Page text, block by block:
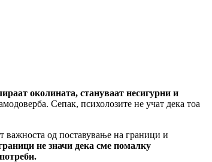
околината, стануваат несигурни и
Сепак, психолозите не учат дека тоа
важноста од поставување на граници и
не значи дека сме помалку